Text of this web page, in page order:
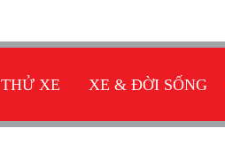
THỬ XE XE & ĐỜI SỐNG